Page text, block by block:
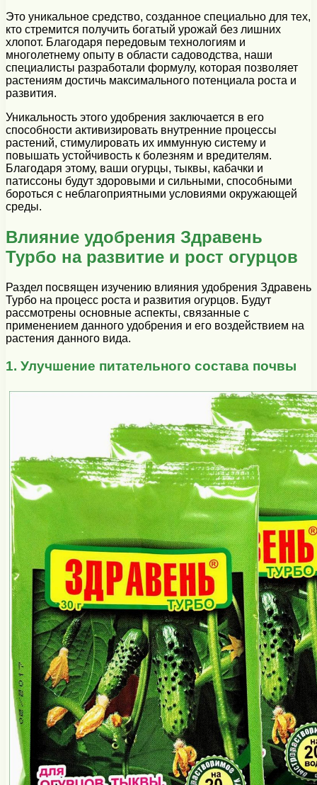
Это уникальное средство, созданное специально для тех,
кто стремится получить богатый урожай без лишних
хлопот. Благодаря передовым технологиям и
многолетнему опыту в области садоводства, наши
специалисты разработали формулу, которая позволяет
растениям достичь максимального потенциала роста и
развития.
Уникальность этого удобрения заключается в его
способности активизировать внутренние процессы
растений, стимулировать их иммунную систему и
повышать устойчивость к болезням и вредителям.
Благодаря этому, ваши огурцы, тыквы, кабачки и
патиссоны будут здоровыми и сильными, способными
бороться с неблагоприятными условиями окружающей
среды.
Влияние удобрения Здравень
Турбо на развитие и рост огурцов
Раздел посвящен изучению влияния удобрения Здравень
Турбо на процесс роста и развития огурцов. Будут
рассмотрены основные аспекты, связанные с
применением данного удобрения и его воздействием на
растения данного вида.
1. Улучшение питательного состава почвы